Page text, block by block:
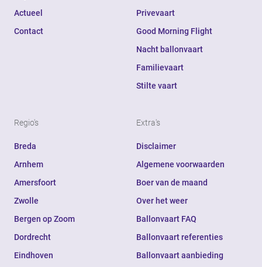
Actueel
Contact
Privevaart
Good Morning Flight
Nacht ballonvaart
Familievaart
Stilte vaart
Regio's
Breda
Arnhem
Amersfoort
Zwolle
Bergen op Zoom
Dordrecht
Eindhoven
Extra's
Disclaimer
Algemene voorwaarden
Boer van de maand
Over het weer
Ballonvaart FAQ
Ballonvaart referenties
Ballonvaart aanbieding